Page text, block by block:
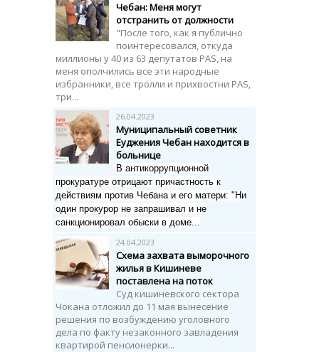
Чебан: Меня могут
отстранить от должности
"После того, как я публично
поинтересовался, откуда
миллионы у 40 из 63 депутатов PAS, на
меня ополчились все эти народные
избранники, все тролли и прихвостни PAS,
три...
26.04.2023
Муниципальный советник
Еуджения Чебан находится в
больнице
В антикоррупционной
прокуратуре отрицают причастность к
действиям против Чебана и его матери: "Ни
один прокурор не запрашивал и не
санкционировал обыски в доме...
24.04.2023
Схема захвата выморочного
жилья в Кишиневе
поставлена на поток
Суд кишиневского сектора
Чокана отложил до 11 мая вынесение
решения по возбуждению уголовного
дела по факту незаконного завладения
квартирой пенсионерки...